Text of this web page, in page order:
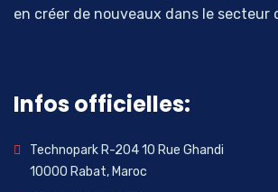
en créer de nouveaux dans le secteur
Infos officielles:
Technopark R-204 10 Rue Ghandi
10000 Rabat, Maroc